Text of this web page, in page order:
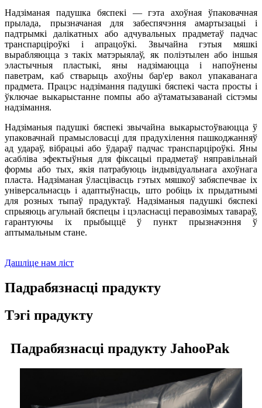
Надзіманая падушка бяспекі — гэта ахоўная ўпаковачная
прылада, прызначаная для забеспячэння амартызацыі і
падтрымкі далікатных або адчувальных прадметаў падчас
транспарціроўкі і апрацоўкі. Звычайна гэтыя мяшкі
вырабляюцца з такіх матэрыялаў, як поліэтылен або іншыя
эластычныя пластыкі, яны надзімаюцца і напоўнены
паветрам, каб стварыць ахоўны бар'ер вакол упакаванага
прадмета. Працэс надзімання падушкі бяспекі часта просты і
ўключае выкарыстанне помпы або аўтаматызаванай сістэмы
надзімання.
Надзіманыя падушкі бяспекі звычайна выкарыстоўваюцца ў
упаковачнай прамысловасці для прадухілення пашкоджанняў
ад удараў, вібрацыі або ўдараў падчас транспарціроўкі. Яны
асабліва эфектыўныя для фіксацыі прадметаў няправільнай
формы або тых, якія патрабуюць індывідуальнага ахоўнага
пласта. Надзіманая ўласцівасць гэтых мяшкоў забяспечвае іх
універсальнасць і адаптыўнасць, што робіць іх прыдатнымі
для розных тыпаў прадуктаў. Надзіманыя падушкі бяспекі
спрыяюць агульнай бяспецы і цэласнасці перавозімых тавараў,
гарантуючы іх прыбыццё ў пункт прызначэння ў
аптымальным стане.
Дашліце нам ліст
Падрабязнасці прадукту
Тэгі прадукту
Падрабязнасці прадукту JahooPak